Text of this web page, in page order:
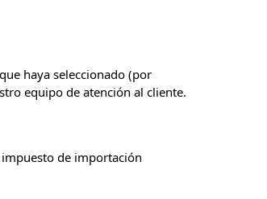
haya seleccionado (por
equipo de atención al cliente.
de importación